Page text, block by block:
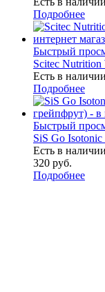
Подробнее
Быстрый
Scitec Nutrition
Есть в наличии
Подробнее
Быстрый
SiS Go
Есть в наличии
320 руб.
Подробнее